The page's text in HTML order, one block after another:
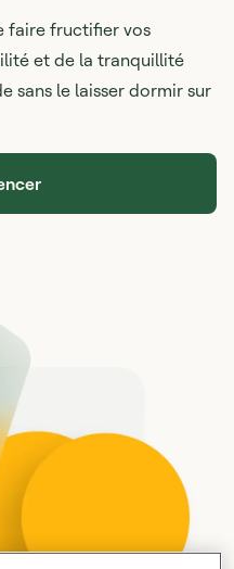
faire fructifier vos
et de la tranquillité
sans le laisser dormir sur